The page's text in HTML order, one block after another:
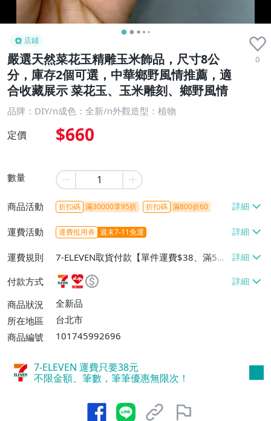
店鋪
嚴選天然菜花玉精雕玉米飾品，尺寸8公
分，庫存2個可選，中華鄉野風情推薦，適
合收藏展示 菜花玉、玉米雕刻、鄉野風情
0
品牌：DIY/n成色：全新/n外觀造型：植物
定價 $660
數量
商品活動 折扣碼 滿30000享95折 折扣碼 滿800折60
運費活動 運費抵用券 週末7-11免運
運費規則
7-ELEVEN取貨付款【單件運費$38、滿5件
或消費滿$1298免運費】、7-ELEVEN取貨
不付款【免運費】、萊爾富取貨付款【單件
運費$60、滿5件或消費滿$1298免運
費】、宅配/貨運【單件運費$120、滿5件
付款方式
商品狀況
全新品
所在地區
台北市
商品編號
101745992696
7-ELEVEN 運費只要38元
不限金額、筆數，筆筆優惠無限次！